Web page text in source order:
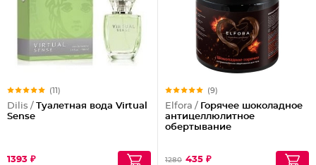
(11)
Dilis / Туалетная вода Virtual
Sense
1393 ₽
(9)
Elfora / Горячее шоколадное
антицеллюлитное
обертывание
1280 435 ₽